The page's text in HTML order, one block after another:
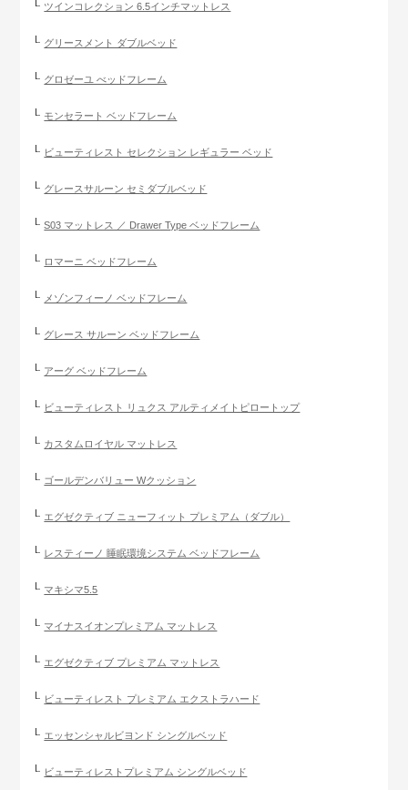
ツインコレクション 6.5インチマットレス
グリースメント ダブルベッド
グロゼーユ べッドフレーム
モンセラート ベッドフレーム
ビューティレスト セレクション レギュラー ベッド
グレースサルーン セミダブルベッド
S03 マットレス ／ Drawer Type ベッドフレーム
ロマーニ ベッドフレーム
メゾンフィーノ ベッドフレーム
グレース サルーン ベッドフレーム
アーグ ベッドフレーム
ビューティレスト リュクス アルティメイトピロートップ
カスタムロイヤル マットレス
ゴールデンバリュー Wクッション
エグゼクティブ ニューフィット プレミアム（ダブル）
レスティーノ 睡眠環境システム ベッドフレーム
マキシマ5.5
マイナスイオンプレミアム マットレス
エグゼクティブ プレミアム マットレス
ビューティレスト プレミアム エクストラハード
エッセンシャルビヨンド シングルベッド
ビューティレストプレミアム シングルベッド